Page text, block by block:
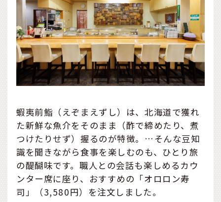
蝦夷前鮨（えぞまえずし）は、北海道で獲れ
た新鮮な魚介をそのまま（酢で締めたり、煮
つけたりせず）握るのが特徴。…そんな豆知
識を聞きながら食事を楽しむのも、ひとり旅
の醍醐味です。職人との会話も楽しめるカウ
ンター席に座り、おすすめの「オロロン寿
司」（3,580円）を注文しました。